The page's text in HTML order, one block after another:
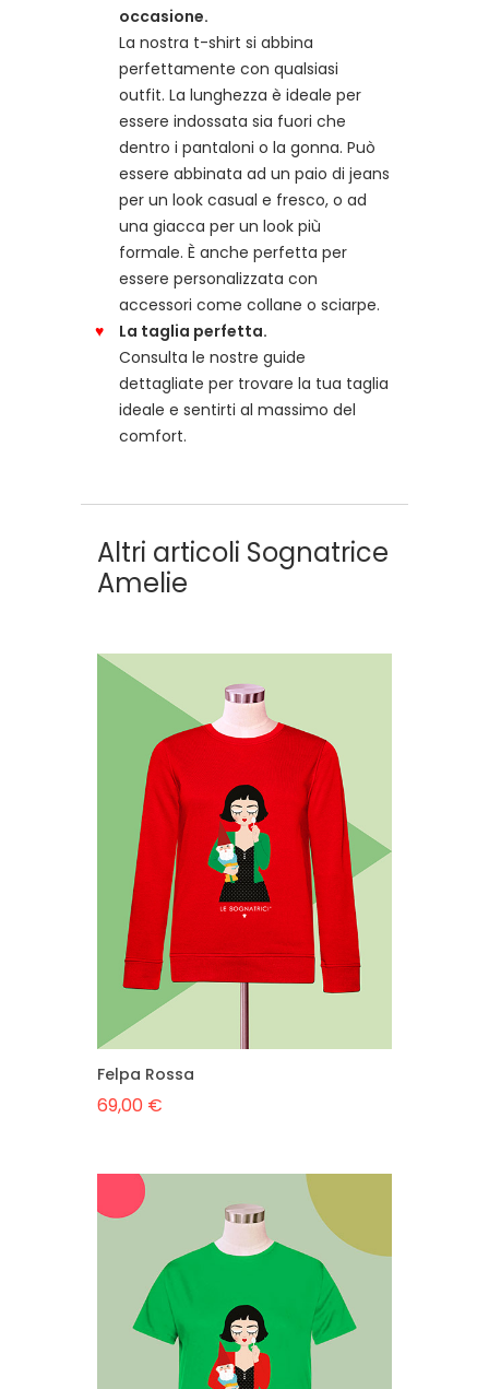
occasione.
La nostra t-shirt si abbina
perfettamente con qualsiasi
outfit. La lunghezza è ideale per
essere indossata sia fuori che
dentro i pantaloni o la gonna. Può
essere abbinata ad un paio di jeans
per un look casual e fresco, o ad
una giacca per un look più
formale. È anche perfetta per
essere personalizzata con
accessori come collane o sciarpe.
La taglia perfetta.
Consulta le nostre guide
dettagliate per trovare la tua taglia
ideale e sentirti al massimo del
comfort.
Altri articoli Sognatrice
Amelie
Felpa Rossa
69,00 €